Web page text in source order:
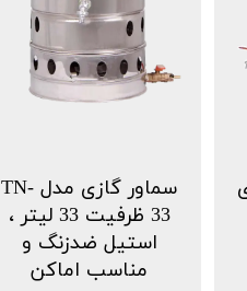
سماور گازی مدل TN-
33 ظرفیت 33 لیتر ،
استیل ضدزنگ و
مناسب اماکن